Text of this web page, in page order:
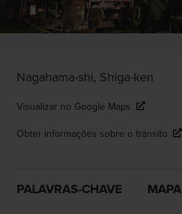
Nagahama-shi, Shiga-ken
Visualizar no Google Maps
Obter informações sobre o trânsito
PALAVRAS-CHAVE MAPA